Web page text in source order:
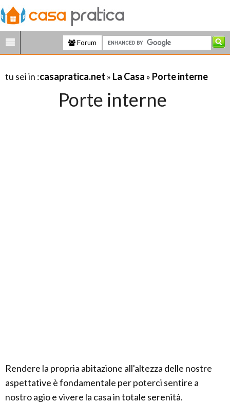
Forum
tu sei in :casapratica.net » La Casa » Porte interne
Porte interne
Rendere la propria abitazione all'altezza delle nostre
aspettative è fondamentale per poterci sentire a
nostro agio e vivere la casa in totale serenità.